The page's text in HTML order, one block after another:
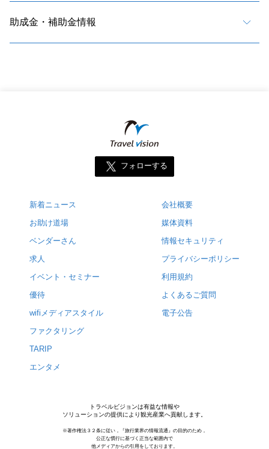
助成金・補助金情報
フォローする
新着ニュース
お助け道場
ベンダーさん
求人
イベント・セミナー
優待
wifiメディアスタイル
ファクタリング
TARIP
エンタメ
会社概要
媒体資料
情報セキュリティ
プライバシーポリシー
利用規約
よくあるご質問
電子公告
トラベルビジョンは有益な情報や
ソリューションの提供により観光産業へ貢献します。
※著作権法３２条に従い，『旅行業界の情報流通』の目的のため，
公正な慣行に基づく正当な範囲内で
他メディアからの引用をしております。